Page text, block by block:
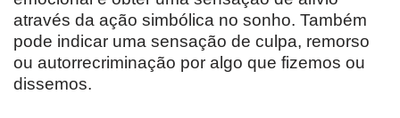
através da ação simbólica no sonho. Também
pode indicar uma sensação de culpa, remorso
ou autorrecriminação por algo que fizemos ou
dissemos.